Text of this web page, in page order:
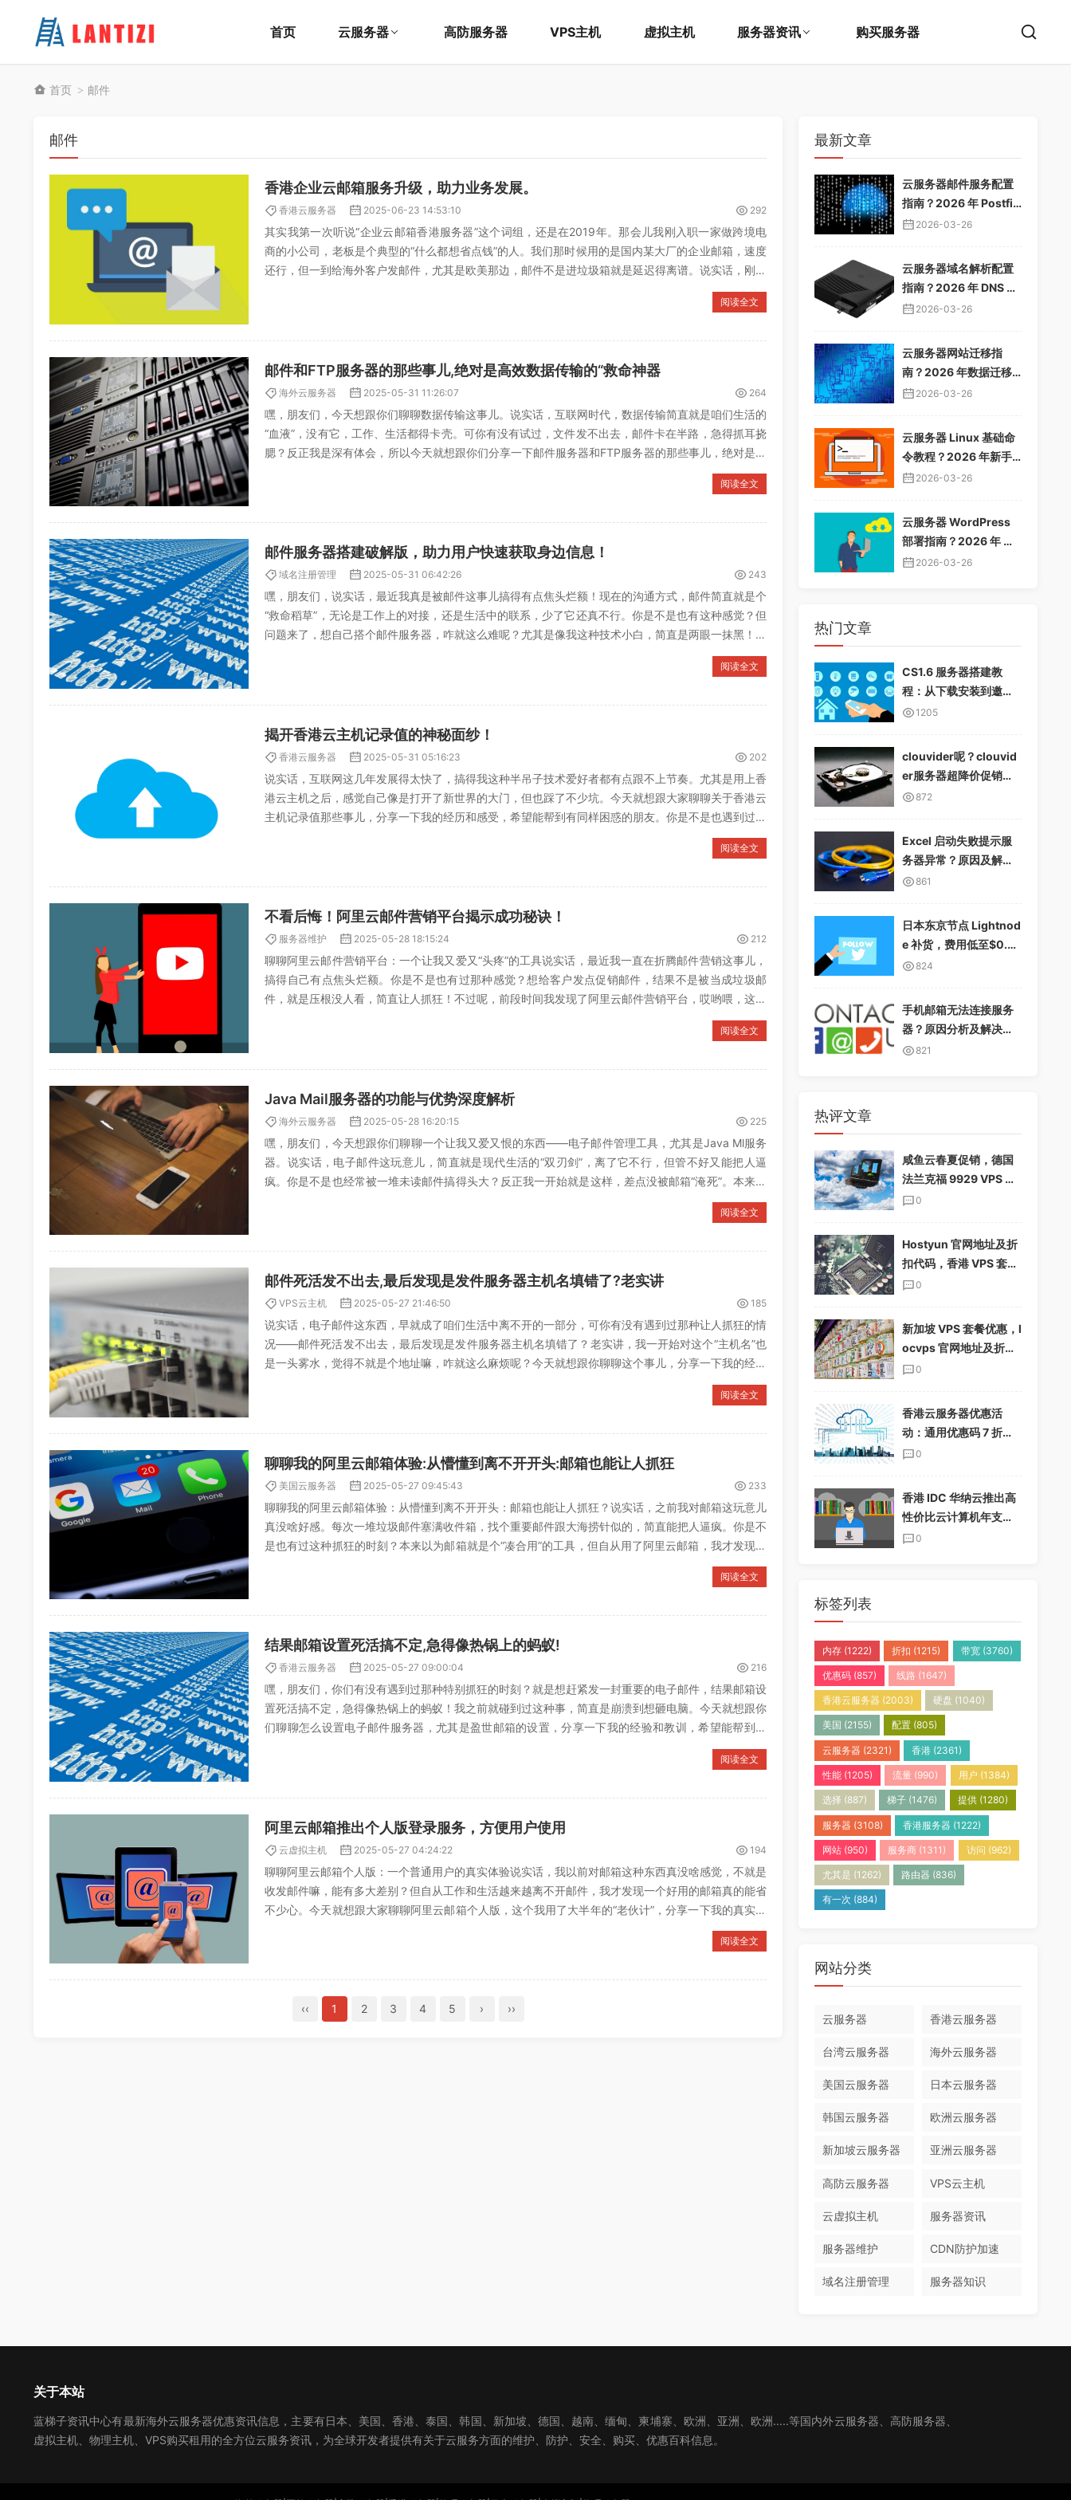
首页 云服务器 高防服务器 VPS主机 虚拟主机 服务器资讯 购买服务器
首页 > 邮件
邮件
香港企业云邮箱服务升级，助力业务发展。
香港云服务器 2025-06-23 14:53:10 292
其实我第一次听说“企业云邮箱香港服务器”这个词组，还是在2019年。那会儿我刚入职一家做跨境电
商的小公司，老板是个典型的“什么都想省点钱”的人。我们那时候用的是国内某大厂的企业邮箱，速度
还行，但一到给海外客户发邮件，尤其是欧美那边，邮件不是进垃圾箱就是延迟得离谱。说实话，刚开
阅读全文
邮件和FTP服务器的那些事儿,绝对是高效数据传输的“救命神器
海外云服务器 2025-05-31 11:26:07 264
嘿，朋友们，今天想跟你们聊聊数据传输这事儿。说实话，互联网时代，数据传输简直就是咱们生活的
“血液”，没有它，工作、生活都得卡壳。可你有没有试过，文件发不出去，邮件卡在半路，急得抓耳挠
腮？反正我是深有体会，所以今天就想跟你们分享一下邮件服务器和FTP服务器的那些事儿，绝对是高
阅读全文
邮件服务器搭建破解版，助力用户快速获取身边信息！
域名注册管理 2025-05-31 06:42:26 243
嘿，朋友们，说实话，最近我真是被邮件这事儿搞得有点焦头烂额！现在的沟通方式，邮件简直就是个
“救命稻草”，无论是工作上的对接，还是生活中的联系，少了它还真不行。你是不是也有这种感觉？但
问题来了，想自己搭个邮件服务器，咋就这么难呢？尤其是像我这种技术小白，简直是两眼一抹黑！本
阅读全文
揭开香港云主机记录值的神秘面纱！
香港云服务器 2025-05-31 05:16:23 202
说实话，互联网这几年发展得太快了，搞得我这种半吊子技术爱好者都有点跟不上节奏。尤其是用上香
港云主机之后，感觉自己像是打开了新世界的大门，但也踩了不少坑。今天就想跟大家聊聊关于香港云
主机记录值那些事儿，分享一下我的经历和感受，希望能帮到有同样困惑的朋友。你是不是也遇到过域
阅读全文
不看后悔！阿里云邮件营销平台揭示成功秘诀！
服务器维护 2025-05-28 18:15:24 212
聊聊阿里云邮件营销平台：一个让我又爱又“头疼”的工具说实话，最近我一直在折腾邮件营销这事儿，
搞得自己有点焦头烂额。你是不是也有过那种感觉？想给客户发点促销邮件，结果不是被当成垃圾邮
件，就是压根没人看，简直让人抓狂！不过呢，前段时间我发现了阿里云邮件营销平台，哎哟喂，这玩
阅读全文
Java Mail服务器的功能与优势深度解析
海外云服务器 2025-05-28 16:20:15 225
嘿，朋友们，今天想跟你们聊聊一个让我又爱又恨的东西——电子邮件管理工具，尤其是Java Ml服务
器。说实话，电子邮件这玩意儿，简直就是现代生活的“双刃剑”，离了它不行，但管不好又能把人逼
疯。你是不是也经常被一堆未读邮件搞得头大？反正我一开始就是这样，差点没被邮箱“淹死”。本来我
阅读全文
邮件死活发不出去,最后发现是发件服务器主机名填错了?老实讲
VPS云主机 2025-05-27 21:46:50 185
说实话，电子邮件这东西，早就成了咱们生活中离不开的一部分，可你有没有遇到过那种让人抓狂的情
况——邮件死活发不出去，最后发现是发件服务器主机名填错了？老实讲，我一开始对这个“主机名”也
是一头雾水，觉得不就是个地址嘛，咋就这么麻烦呢？今天就想跟你聊聊这个事儿，分享一下我的经验
阅读全文
聊聊我的阿里云邮箱体验:从懵懂到离不开开头:邮箱也能让人抓狂
美国云服务器 2025-05-27 09:45:43 233
聊聊我的阿里云邮箱体验：从懵懂到离不开开头：邮箱也能让人抓狂？说实话，之前我对邮箱这玩意儿
真没啥好感。每次一堆垃圾邮件塞满收件箱，找个重要邮件跟大海捞针似的，简直能把人逼疯。你是不
是也有过这种抓狂的时刻？本来以为邮箱就是个“凑合用”的工具，但自从用了阿里云邮箱，我才发现，
阅读全文
结果邮箱设置死活搞不定,急得像热锅上的蚂蚁!
香港云服务器 2025-05-27 09:00:04 216
嘿，朋友们，你们有没有遇到过那种特别抓狂的时刻？就是想赶紧发一封重要的电子邮件，结果邮箱设
置死活搞不定，急得像热锅上的蚂蚁！我之前就碰到过这种事，简直是崩溃到想砸电脑。今天就想跟你
们聊聊怎么设置电子邮件服务器，尤其是盈世邮箱的设置，分享一下我的经验和教训，希望能帮到你
阅读全文
阿里云邮箱推出个人版登录服务，方便用户使用
云虚拟主机 2025-05-27 04:24:22 194
聊聊阿里云邮箱个人版：一个普通用户的真实体验说实话，我以前对邮箱这种东西真没啥感觉，不就是
收发邮件嘛，能有多大差别？但自从工作和生活越来越离不开邮件，我才发现一个好用的邮箱真的能省
不少心。今天就想跟大家聊聊阿里云邮箱个人版，这个我用了大半年的“老伙计”，分享一下我的真实感
阅读全文
‹‹ 1 2 3 4 5 › ››
最新文章
云服务器邮件服务配置
指南？2026 年 Postfix
邮件服务器教程，企业
2026-03-26
云服务器域名解析配置
指南？2026 年 DNS 解
析教程，域名绑定服务
2026-03-26
云服务器网站迁移指
南？2026 年数据迁移
教程，无缝切换服务器
2026-03-26
云服务器 Linux 基础命
令教程？2026 年新手
入门指南，常用命令大
2026-03-26
云服务器 WordPress
部署指南？2026 年 Wo
rdPress 安装配置教
2026-03-26
热门文章
CS1.6 服务器搭建教
程：从下载安装到邀请
好友畅玩
1205
clouvider呢？clouvid
er服务器超降价促销，1
0Gbps无限流量
872
Excel 启动失败提示服
务器异常？原因及解决
方案详解
861
日本东京节点 Lightnod
e 补货，费用低至$0.01
2/小时，支持多种支付
824
手机邮箱无法连接服务
器？原因分析及解决方
案 821
热评文章
咸鱼云春夏促销，德国
法兰克福 9929 VPS 下
单享 85%折扣，配置翻
0
Hostyun 官网地址及折
扣代码，香港 VPS 套餐
介绍
0
新加坡 VPS 套餐优惠，l
ocvps 官网地址及折扣
码分享
0
香港云服务器优惠活
动：通用优惠码 7 折，
半年付加送一个月，年
0
香港 IDC 华纳云推出高
性价比云计算机年支付
套餐，免实名免备案
0
标签列表
内存 (1222) 折扣 (1215) 带宽(3760)
优惠码 (857) 线路 (1647)
香港云服务器 (2003) 硬盘 (1040)
美国 (2155) 配置 (805)
云服务器 (2321) 香港 (2361)
性能 (1205) 流量 (990) 用户 (1384)
选择 (887) 梯子 (1476) 提供(1280)
服务器 (3108) 香港服务器 (1222)
网站 (950) 服务商 (1311) 访问 (962)
尤其是 (1262) 路由器 (836)
有一次 (884)
网站分类
云服务器 香港云服务器
台湾云服务器 海外云服务器
美国云服务器 日本云服务器
韩国云服务器 欧洲云服务器
新加坡云服务器 亚洲云服务器
高防云服务器 VPS云主机
云虚拟主机 服务器资讯
服务器维护 CDN防护加速
域名注册管理 服务器知识
关于本站
蓝梯子资讯中心有最新海外云服务器优惠资讯信息，主要有日本、美国、香港、泰国、韩国、新加坡、德国、越南、缅甸、柬埔寨、欧洲、亚洲、欧洲.....等国内外云服务器、高防服务器、
虚拟主机、物理主机、VPS购买租用的全方位云服务资讯，为全球开发者提供有关于云服务方面的维护、防护、安全、购买、优惠百科信息。